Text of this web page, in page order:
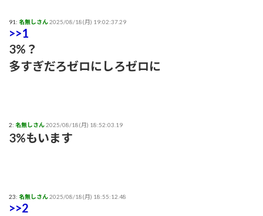
91: 名無しさん2025/08/18(月) 19:02:37.29
>>1
3%？
多すぎだろゼロにしろゼロに
2: 名無しさん2025/08/18(月) 18:52:03.19
3%もいます
23: 名無しさん2025/08/18(月) 18:55:12.48
>>2